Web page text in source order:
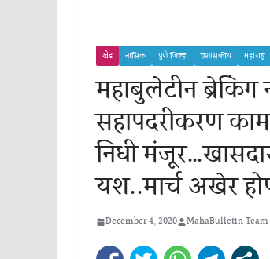
खेड नासिक पुणे जिल्हा प्रशासकीय महाराष्ट्र
महाबुलेटीन ब्रेकिंग
सहापदरीकरण
निधी
यश..मार्च अखेर
December 4, 2020 MahaBulletin Team